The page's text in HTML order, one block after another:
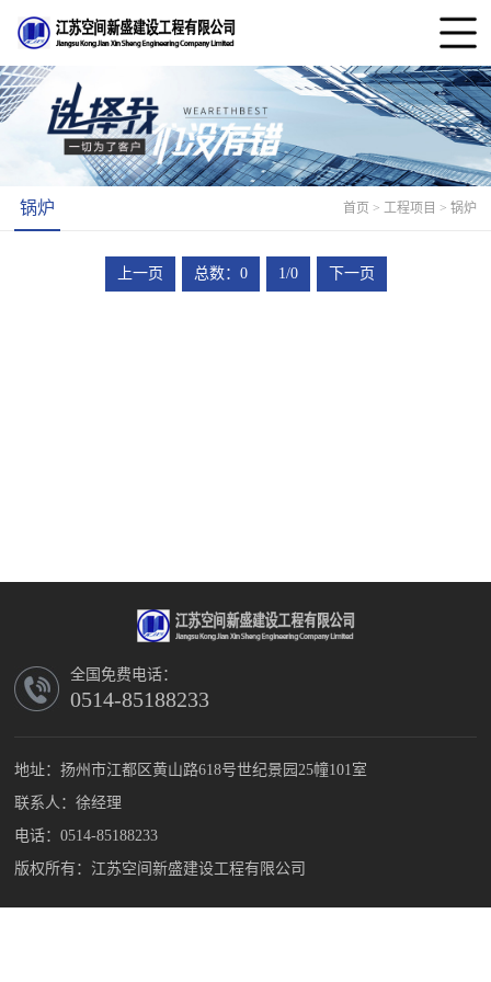
首页 > 工程项目 > 锅炉
锅炉
上一页 总数：0 1/0 下一页
全国免费电话：
0514-85188233
地址：扬州市江都区黄山路618号世纪景园25幢101室
联系人：徐经理
电话：0514-85188233
版权所有：江苏空间新盛建设工程有限公司